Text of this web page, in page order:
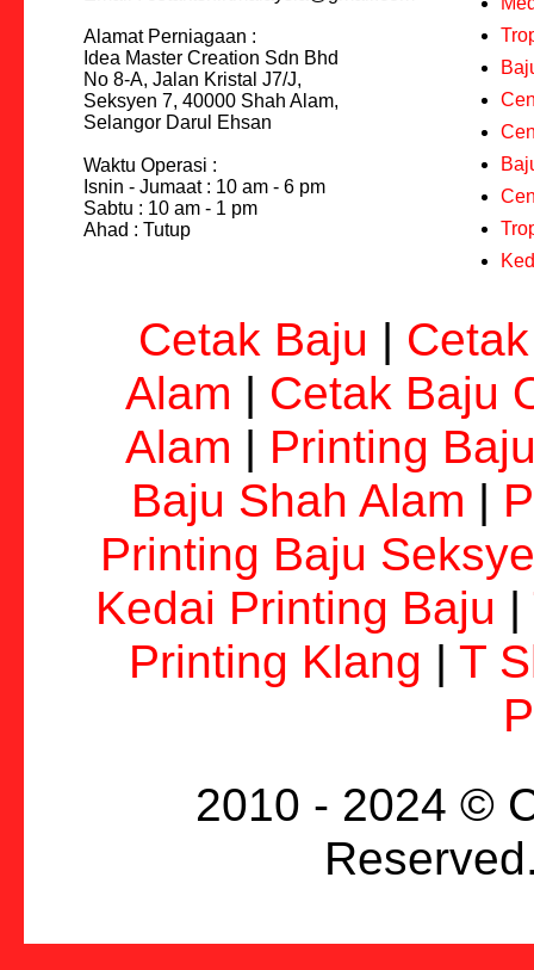
Alamat Perniagaan :
Idea Master Creation Sdn Bhd
No 8-A, Jalan Kristal J7/J,
Seksyen 7, 40000 Shah Alam,
Selangor Darul Ehsan
Waktu Operasi :
Isnin - Jumaat : 10 am - 6 pm
Sabtu : 10 am - 1 pm
Ahad : Tutup
Cetak Baju |
Alam | Cetak Baju
Alam | Printing
Baju Shah Alam |
Printing Baju
Kedai Printing Baju |
Printing Klang | T
2010 - 2024 ©